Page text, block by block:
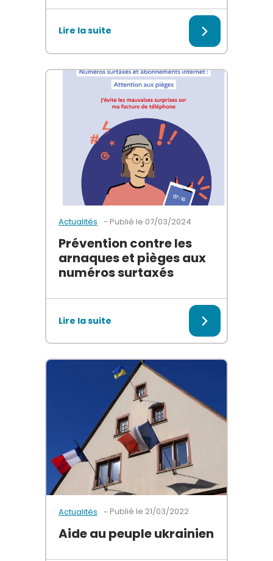
Lire la suite
Actualités Publié le 07/03/2024
Prévention contre les
arnaques et pièges aux
numéros surtaxés
Lire la suite
Actualités Publié le 21/03/2022
Aide au peuple ukrainien